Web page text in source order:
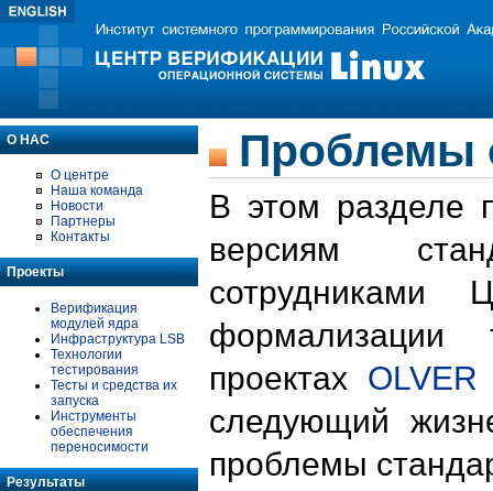
О НАС
О центре
Наша команда
Новости
Партнеры
Контакты
Проекты
Верификация
модулей ядра
Инфраструктура LSB
Технологии
тестирования
Тесты и средства их
запуска
Инструменты
обеспечения
переносимости
Результаты
Проблемы
В этом разделе
версиям
формализации
проектах OLVER
следующий
проблемы